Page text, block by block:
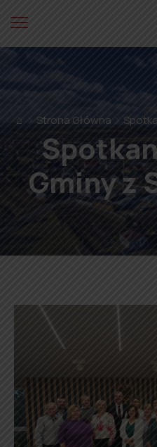
⌂ Strona Główna
Gminy z